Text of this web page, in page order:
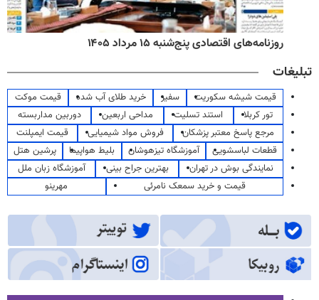
روزنامه‌های اقتصادی پنج‌شنبه ۱۵ مرداد ۱۴۰۵
تبلیغات
قیمت شیشه سکوریت سفیر خرید طلای آب شده
قیمت موکت
تور کربلا
استند تسلیت مداحی اربعین
دوربین مداربسته
مرجع پاسخ معتبر پزشکان
فروش مواد شیمیایی
قیمت ایمپلنت
قطعات لباسشویی
آموزشگاه تیزهوشان بلیط هواپیما
پرشین هتل
نمایندگی بوش در تهران
بهترین جراح بینی
آموزشگاه زبان ملل
قیمت و خرید سمعک نامرئی
مهرینو